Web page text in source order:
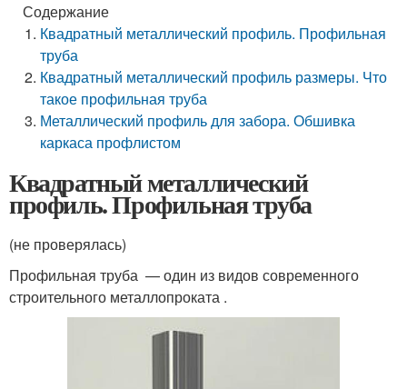
Содержание
Квадратный металлический профиль. Профильная
труба
Квадратный металлический профиль размеры. Что
такое профильная труба
Металлический профиль для забора. Обшивка
каркаса профлистом
Квадратный металлический
профиль. Профильная труба
(не проверялась)
Профильная труба — один из видов современного
строительного металлопроката .